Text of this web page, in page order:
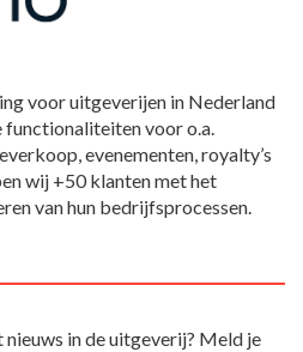
voor uitgeverijen in Nederland
voor o.a.
evenementen, royalty’s
wij +50 klanten met het
van hun bedrijfsprocessen.
in de uitgeverij? Meld je